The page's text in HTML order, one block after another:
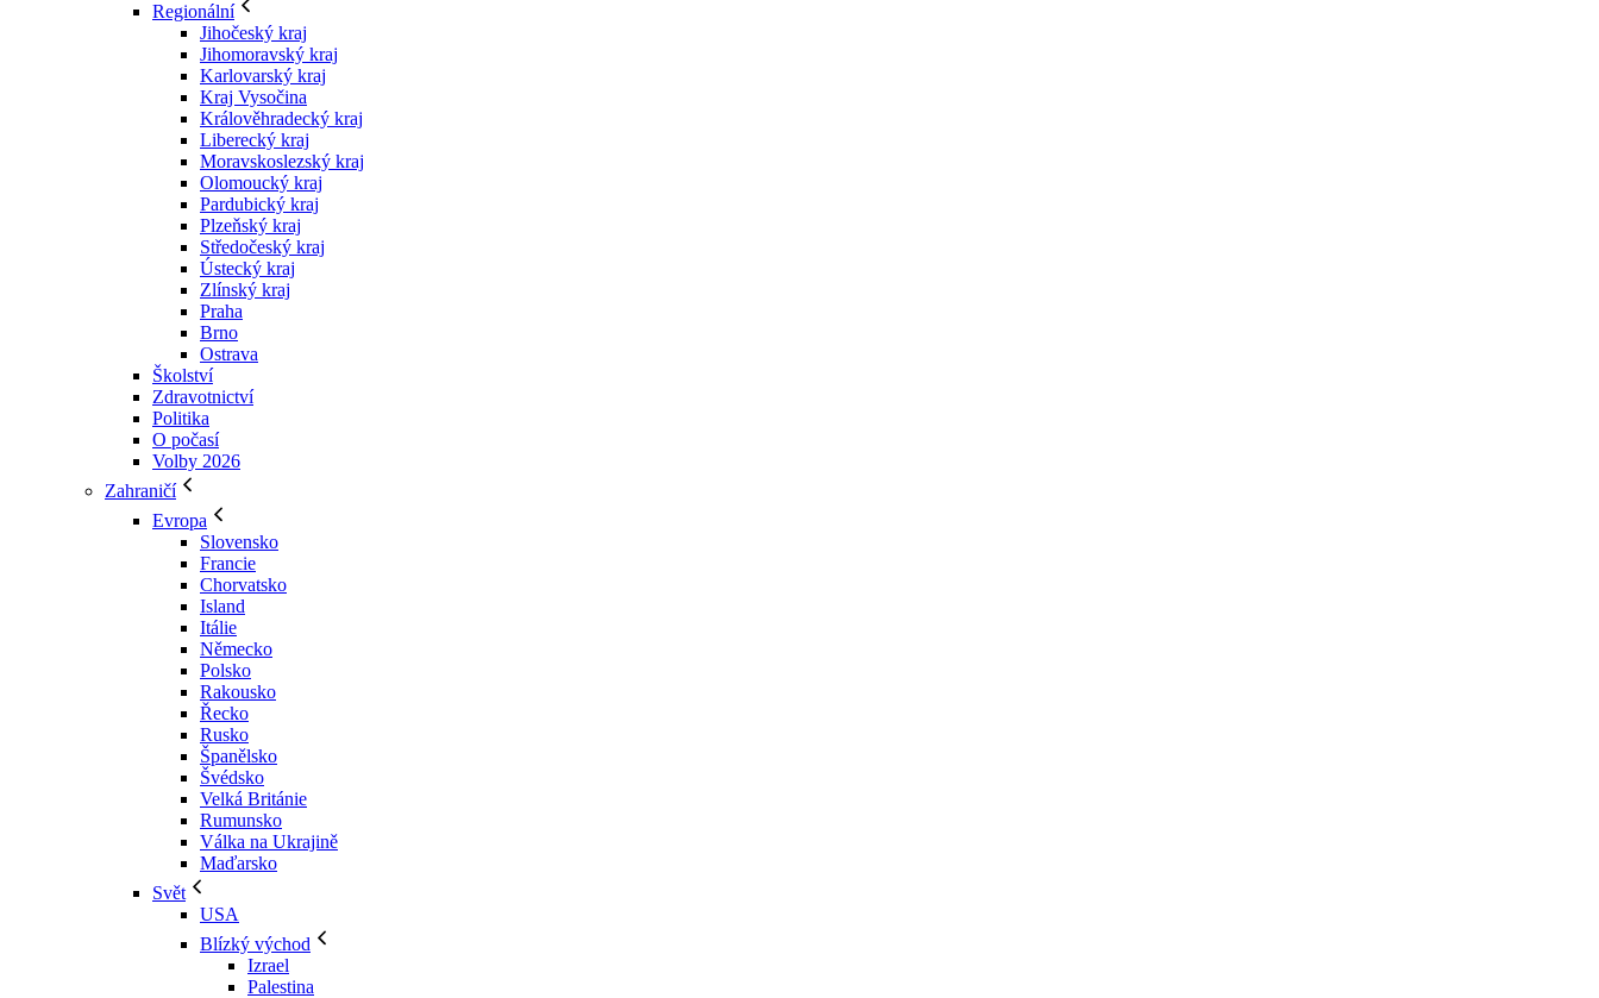
Regionální
Jihočeský kraj
Jihomoravský kraj
Karlovarský kraj
Kraj Vysočina
Králověhradecký kraj
Liberecký kraj
Moravskoslezský kraj
Olomoucký kraj
Pardubický kraj
Plzeňský kraj
Středočeský kraj
Ústecký kraj
Zlínský kraj
Praha
Brno
Ostrava
Školství
Zdravotnictví
Politika
O počasí
Volby 2026
Zahraničí
Evropa
Slovensko
Francie
Chorvatsko
Island
Itálie
Německo
Polsko
Rakousko
Řecko
Rusko
Španělsko
Švédsko
Velká Británie
Rumunsko
Válka na Ukrajině
Maďarsko
Svět
USA
Blízký východ
Izrael
Palestina